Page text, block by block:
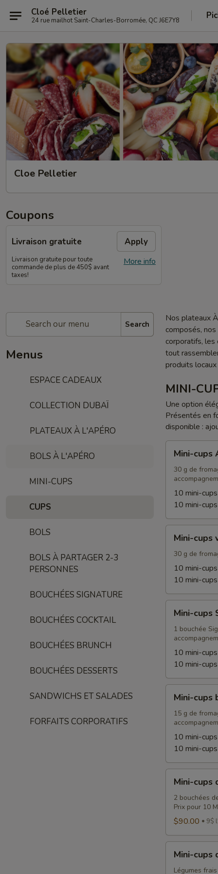
Cloé Pelletier
24 rue mailhot Saint-Charles-Borromée, QC J6E7Y8
Cloe Pelletier
Coupons
Livraison gratuite Apply
More info
Livraison gratuite pour toute
commande de plus de 450$ avant
taxes!
Search
Menus
ESPACE CADEAUX
COLLECTION DUBAÏ
PLATEAUX À L'APÉRO
BOLS À L'APÉRO
MINI-CUPS
CUPS
BOLS
BOLS À PARTAGER 2-3
PERSONNES
BOUCHÉES SIGNATURE
BOUCHÉES COCKTAIL
BOUCHÉES BRUNCH
BOUCHÉES DESSERTS
SANDWICHS ET SALADES
FORFAITS CORPORATIFS
Nos plateaux
composés,
corporatifs,
tout
produits
MINI-
Une option
Présentés en
disponible :
cups
Apéro
Mini-cups
30 g de
10 mini-
10 mini-
cups
végétariens
Mini-cups
30 g de
10 mini-
10 mini-
cups
Signature
Mini-cups
1 bouchée
10 mini-
10 mini-
cups
brunch
Mini-cups
15 g de
10 mini-
10 mini-
cups
desserts
Mini-cups
2 bouchées
Prix pour 10
$90.00 9$
cups
Mini-cups
Légumes